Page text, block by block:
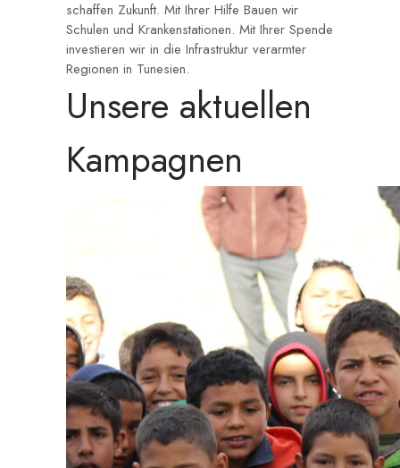
schaffen Zukunft. Mit Ihrer Hilfe Bauen wir
Schulen und Krankenstationen. Mit Ihrer Spende
investieren wir in die Infrastruktur verarmter
Regionen in Tunesien.
Unsere aktuellen
Kampagnen